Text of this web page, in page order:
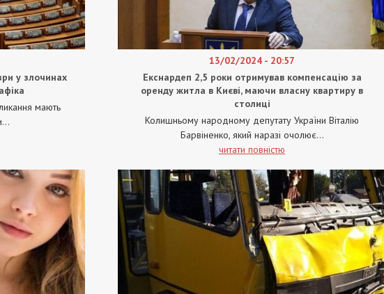
у злочинах
мають
13/02/2024 - 20:57
Екснардеп 2,5 роки отримував компенсацію за
оренду житла в Києві, маючи власну квартиру в
столиці
Колишньому народному депутату України Віталію
Барвіненко, який наразі очолює...
читати повністю